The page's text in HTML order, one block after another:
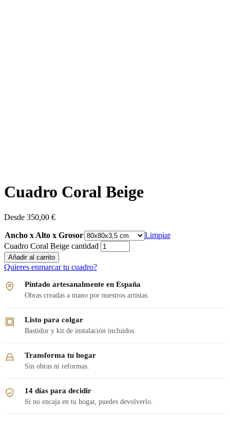
Cuadro Coral Beige
Desde 350,00 €
Ancho x Alto x Grosor
Limpiar
Cuadro Coral Beige cantidad
Añadir al carrito
Quieres enmarcar tu cuadro?
Pintado artesanalmente en España
Obras creadas a mano por nuestros artistas.
Listo para colgar
Bastidor y kit de instalación incluidos.
Transforma tu hogar
Sin obras ni reformas.
14 días para decidir
Si no encaja en tu hogar, puedes devolverlo.